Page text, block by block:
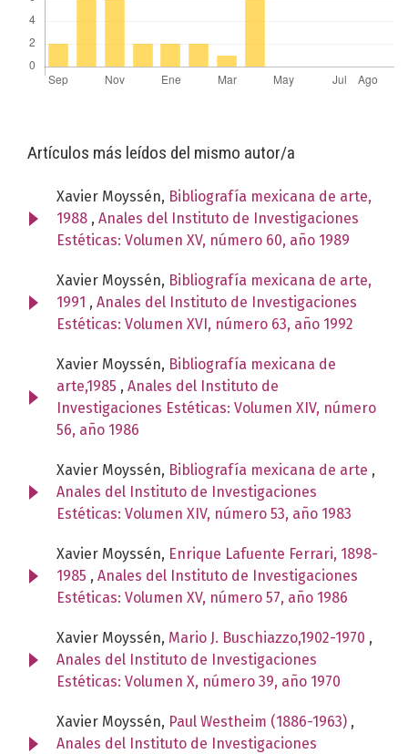
Artículos más leídos del mismo autor/a
Xavier Moyssén, Bibliografía mexicana de arte,
1988 , Anales del Instituto de Investigaciones
Estéticas: Volumen XV, número 60, año 1989
Xavier Moyssén, Bibliografía mexicana de arte,
1991 , Anales del Instituto de Investigaciones
Estéticas: Volumen XVI, número 63, año 1992
Xavier Moyssén, Bibliografía mexicana de
arte,1985 , Anales del Instituto de
Investigaciones Estéticas: Volumen XIV, número
56, año 1986
Xavier Moyssén, Bibliografía mexicana de arte ,
Anales del Instituto de Investigaciones
Estéticas: Volumen XIV, número 53, año 1983
Xavier Moyssén, Enrique Lafuente Ferrari, 1898-
1985 , Anales del Instituto de Investigaciones
Estéticas: Volumen XV, número 57, año 1986
Xavier Moyssén, Mario J. Buschiazzo,1902-1970 ,
Anales del Instituto de Investigaciones
Estéticas: Volumen X, número 39, año 1970
Xavier Moyssén, Paul Westheim (1886-1963) ,
Anales del Instituto de Investigaciones